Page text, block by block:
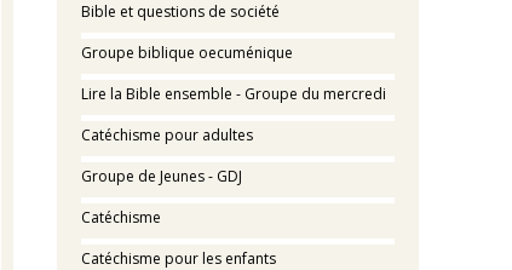
Bible et questions de société
Groupe biblique oecuménique
Lire la Bible ensemble - Groupe du mercredi
Catéchisme pour adultes
Groupe de Jeunes - GDJ
Catéchisme
Catéchisme pour les enfants